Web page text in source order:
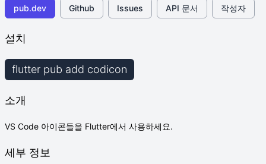
pub.dev Github Issues API 문서 작성자
설치
flutter pub add codicon
소개
VS Code 아이콘들을 Flutter에서 사용하세요.
세부 정보